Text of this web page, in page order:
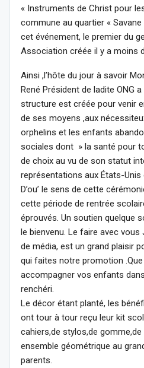
« Instruments de Christ pour
commune au quartier «
cet événement, le premier du
Association créée il y a moins
Ainsi ,l’hôte du jour à savoir
René Président de ladite ONG
structure est créée pour venir
de ses moyens ,aux
orphelins et les enfants
sociales dont » la santé pour
de choix au vu de son statut
représentations aux États-Unis
D’ou’ le sens de cette
cette période de rentrée
éprouvés. Un soutien quelque
le bienvenu. Le faire avec
de média, est un grand plaisir
qui faites notre promotion
accompagner vos enfants
renchéri.
Le décor étant planté, les
ont tour à tour reçu leur kit
cahiers,de stylos,de gomme,de
ensemble géométrique au
parents.